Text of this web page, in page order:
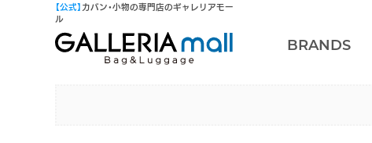
【公式】 カバン・小物の専門店のギャレリアモー
ル
BRANDS